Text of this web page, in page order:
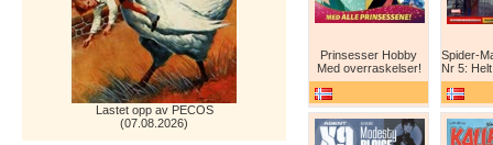
Lastet opp av PECOS
(07.08.2026)
Prinsesser Hobby
Med overraskelser!
Nr 5: Helt ny